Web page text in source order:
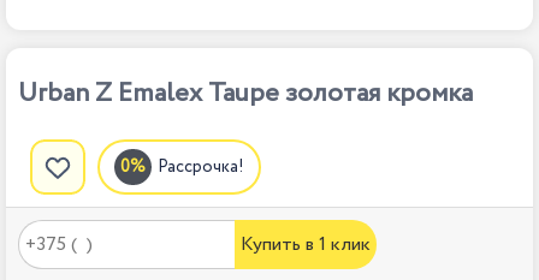
Urban Z Emalex Taupe золотая кромка
Рассрочка!
Купить в 1 клик